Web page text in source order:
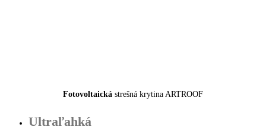
Fotovoltaická strešná krytina ARTROOF
Ultraľahká